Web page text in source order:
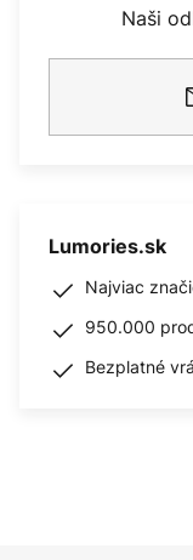
Naši
Lumories.sk
Najviac
950.000
Bezplatné